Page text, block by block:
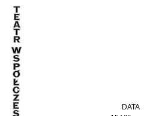
DATA